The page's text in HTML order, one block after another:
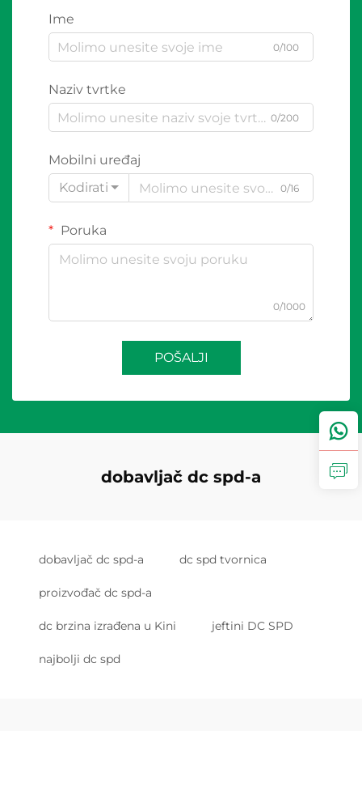
Ime
0/100
Naziv tvrtke
0/200
Mobilni uređaj
Kodirati
0/16
Poruka
0/1000
POŠALJI
dobavljač dc spd-a
dobavljač dc spd-a dc spd tvornica
proizvođač dc spd-a
dc brzina izrađena u Kini jeftini DC SPD
najbolji dc spd